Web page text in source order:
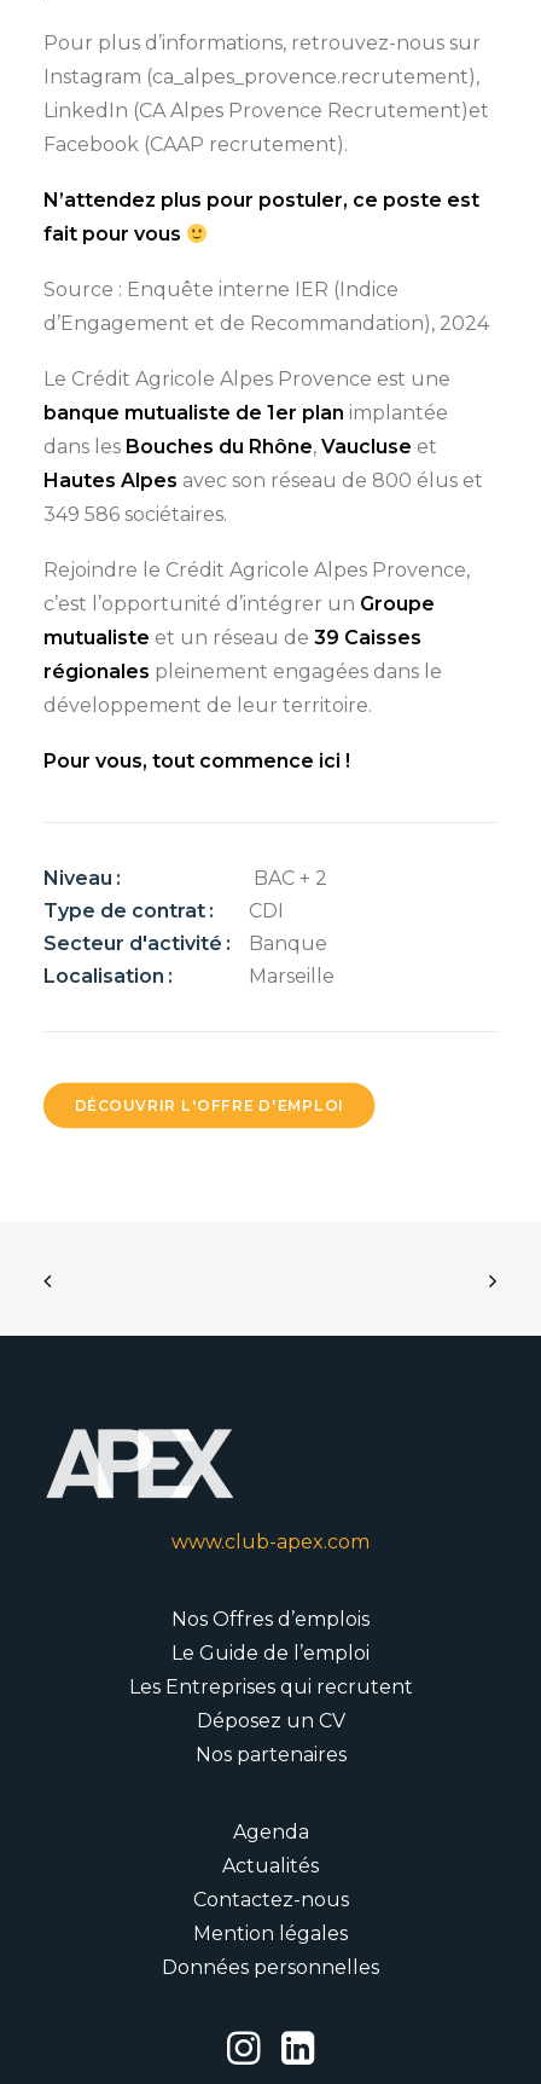
Pour plus d’informations, retrouvez-nous sur
Instagram (ca_alpes_provence.recrutement),
LinkedIn (CA Alpes Provence Recrutement)et
Facebook (CAAP recrutement).
N’attendez plus pour postuler, ce poste est
fait pour vous
Source : Enquête interne IER (Indice
d’Engagement et de Recommandation), 2024
Le Crédit Agricole Alpes Provence est une
banque mutualiste de 1er plan implantée
dans les Bouches du Rhône, Vaucluse et
Hautes Alpes avec son réseau de 800 élus et
349 586 sociétaires.
Rejoindre le Crédit Agricole Alpes Provence,
c’est l’opportunité d’intégrer un Groupe
mutualiste et un réseau de 39 Caisses
régionales pleinement engagées dans le
développement de leur territoire.
Pour vous, tout commence ici !
Niveau
BAC + 2
Type de contrat
CDI
Secteur d'activité
Banque
Localisation
Marseille
DÉCOUVRIR L'OFFRE D'EMPLOI
www.club-apex.com
Nos Offres d’emplois
Le Guide de l’emploi
Les Entreprises qui recrutent
Déposez un CV
Nos partenaires
Agenda
Actualités
Contactez-nous
Mention légales
Données personnelles